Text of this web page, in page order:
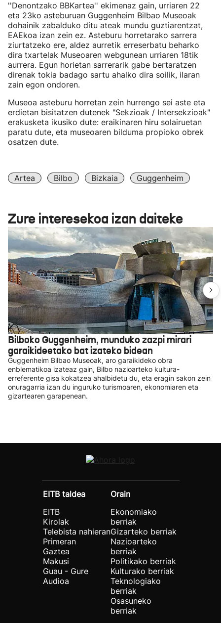
''Denontzako BBKartea'' ekimenaz gain, urriaren 22
eta 23ko asteburuan Guggenheim Bilbao Museoak
dohainik zabalduko ditu ateak mundu guztiarentzat,
EAEkoa izan zein ez. Asteburu horretarako sarrera
ziurtatzeko ere, aldez aurretik erreserbatu beharko
dira txartelak Museoaren webgunean urriaren 18tik
aurrera. Egun horietan sarrerarik gabe bertaratzen
direnak tokia badago sartu ahalko dira soilik, ilaran
zain egon ondoren.
Museoa asteburu horretan zein hurrengo sei aste eta
erdietan bisitatzen dutenek "Sekzioak / Intersekzioak"
erakusketa ikusiko dute: eraikinaren hiru solairuetan
paratu dute, eta museoaren bilduma propioko obrek
osatzen dute.
Artea Bilbo Bizkaia Guggenheim
Zure interesekoa izan daiteke
Bilboko Guggenheim, munduko zazpi mirari
garaikideetako bat izateko bidean
Guggenheim Bilbao Museoak, aro garaikideko obra
enblematikoa izateaz gain, Bilbo nazioarteko kultura-
erreferente gisa kokatzea ahalbidetu du, eta eragin sakon zein
onuragarria izan du inguruko turismoaren, ekonomiaren eta
gizartearen garapenean.
EITB taldea
EITB
Kirolak
Telebista nahieran
Primeran
Gaztea
Makusi
Guau - Gure
Audioa
Orain
Ekonomiako
berriak
Gizarteko berriak
Nazioarteko
berriak
Politikako berriak
Kulturako berriak
Teknologiako
berriak
Osasuneko
berriak